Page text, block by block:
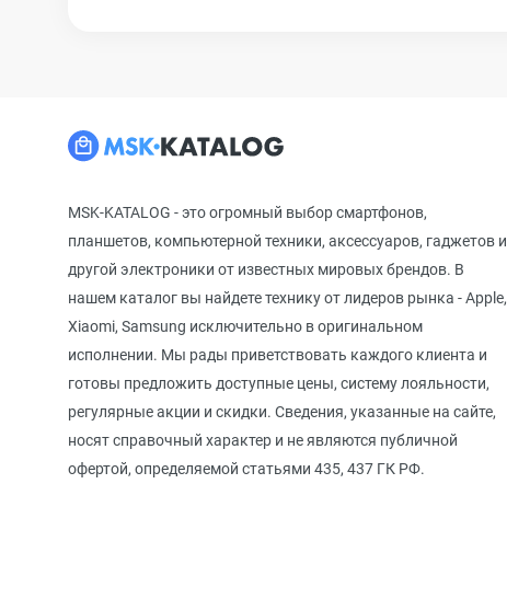
MSK-KATALOG - это огромный выбор смартфонов,
планшетов, компьютерной техники, аксессуаров, гаджетов и
другой электроники от известных мировых брендов. В
нашем каталог вы найдете технику от лидеров рынка - Apple,
Xiaomi, Samsung исключительно в оригинальном
исполнении. Мы рады приветствовать каждого клиента и
готовы предложить доступные цены, систему лояльности,
регулярные акции и скидки. Сведения, указанные на сайте,
носят справочный характер и не являются публичной
офертой, определяемой статьями 435, 437 ГК РФ.